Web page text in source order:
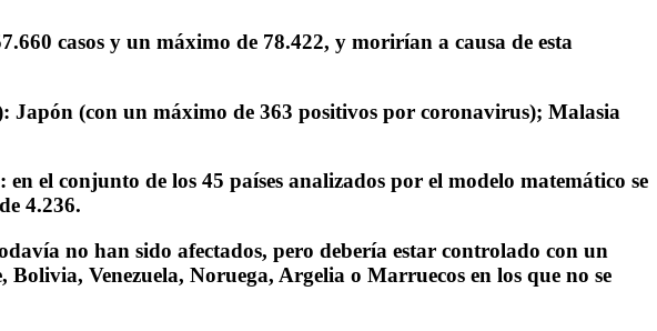
casos y un máximo de 78.422, y morirían a causa de esta
Japón (con un máximo de 363 positivos por coronavirus); Malasia
el conjunto de los 45 países analizados por el modelo matemático se
4.236.
no han sido afectados, pero debería estar controlado con un
Venezuela, Noruega, Argelia o Marruecos en los que no se